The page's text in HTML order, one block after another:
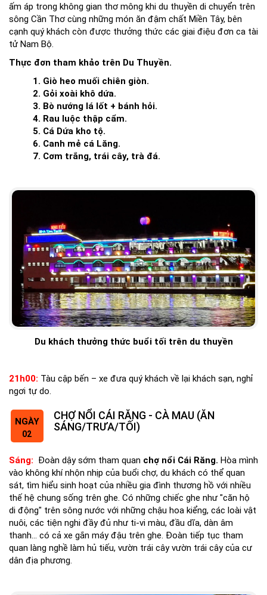
ấm áp trong không gian thơ mông khi du thuyền di chuyển trên
sông Cần Thơ cùng những món ăn đậm chất Miền Tây, bên
cạnh quý khách còn được thưởng thức các giai điệu đơn ca tài
tử Nam Bộ.
Thực đơn tham khảo trên Du Thuyền.
1. Giò heo muối chiên giòn.
2. Gỏi xoài khô dứa.
3. Bò nướng lá lốt + bánh hỏi.
4. Rau luộc thập cẩm.
5. Cá Dứa kho tộ.
6. Canh mẻ cá Lăng.
7. Cơm trắng, trái cây, trà đá.
Du khách thưởng thức buổi tối trên du thuyền
21h00: Tàu cập bến – xe đưa quý khách về lại khách sạn, nghỉ
ngơi tự do.
NGÀY
02
CHỢ NỔI CÁI RĂNG - CÀ MAU (ĂN
SÁNG/TRƯA/TỐI)
Sáng: Đoàn dậy sớm tham quan chợ nổi Cái Răng. Hòa mình
vào không khí nhộn nhịp của buổi chợ, du khách có thể quan
sát, tìm hiểu sinh hoạt của nhiều gia đình thương hồ với nhiều
thế hệ chung sống trên ghe. Có những chiếc ghe như "căn hộ
di động" trên sông nước với những chậu hoa kiểng, các loài vật
nuôi, các tiện nghi đầy đủ như ti-vi màu, đầu dĩa, dàn âm
thanh... có cả xe gắn máy đậu trên ghe. Đoàn tiếp tục tham
quan làng nghề làm hủ tiếu, vườn trái cây vườn trái cây của cư
dân địa phương.